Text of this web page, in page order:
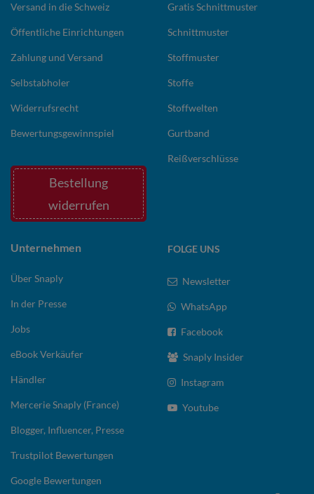
Versand in die Schweiz
Öffentliche Einrichtungen
Zahlung und Versand
Selbstabholer
Widerrufsrecht
Bewertungsgewinnspiel
Bestellung
widerrufen
Gratis Schnittmuster
Schnittmuster
Stoffmuster
Stoffe
Stoffwelten
Gurtband
Reißverschlüsse
Unternehmen
Über Snaply
In der Presse
Jobs
eBook Verkäufer
Händler
Mercerie Snaply (France)
Blogger, Influencer, Presse
Trustpilot Bewertungen
Google Bewertungen
FOLGE UNS
Newsletter
WhatsApp
Facebook
Snaply Insider
Instagram
Youtube